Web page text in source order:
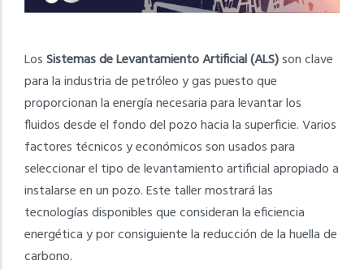
LosSistemas de Levantamiento Artificial (ALS)son clave
para la industria de petróleo y gas puesto que
proporcionan la energía necesaria para levantar los
fluidos desde el fondo del pozo hacia la superficie. Varios
factores técnicos y económicos son usados para
seleccionar el tipo de levantamiento artificial apropiado a
instalarse en un pozo. Este taller mostrará las
tecnologías disponibles que consideran la eficiencia
energética y por consiguiente la reducción de la huella de
carbono.